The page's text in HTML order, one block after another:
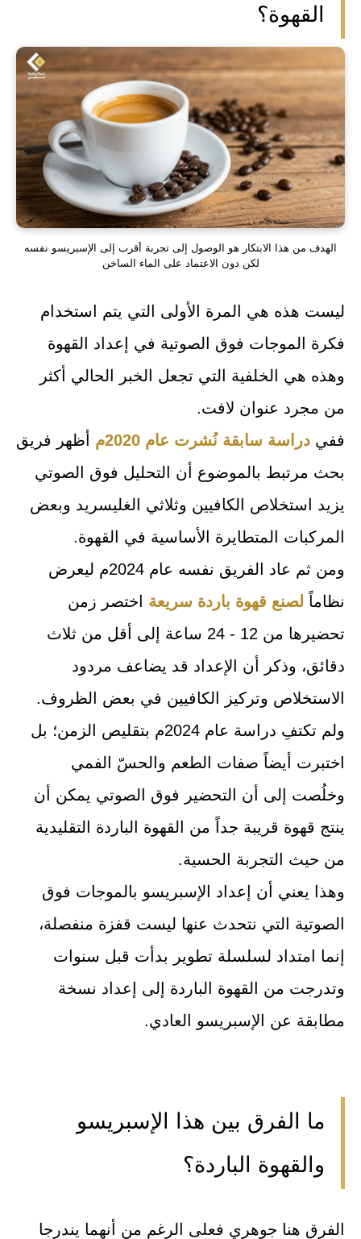
القهوة؟
الهدف من هذا الابتكار هو الوصول إلى تجربة أقرب إلى الإسبريسو نفسه
لكن دون الاعتماد على الماء الساخن
ليست هذه هي المرة الأولى التي يتم استخدام
فكرة الموجات فوق الصوتية في إعداد القهوة
وهذه هي الخلفية التي تجعل الخبر الحالي أكثر
من مجرد عنوان لافت.
ففي دراسة سابقة نُشرت عام 2020م
أظهر فريق
بحث مرتبط بالموضوع أن التحليل فوق الصوتي
يزيد استخلاص الكافيين وثلاثي الغليسريد وبعض
المركبات المتطايرة الأساسية في القهوة.
ومن ثم عاد الفريق نفسه عام 2024م ليعرض
نظاماً لصنع قهوة باردة سريعة اختصر زمن
تحضيرها من 12 - 24 ساعة إلى أقل من ثلاث
دقائق، وذكر أن الإعداد قد يضاعف مردود
الاستخلاص وتركيز الكافيين في بعض الظروف.
ولم تكتفِ دراسة عام 2024م بتقليص الزمن؛ بل
اختبرت أيضاً صفات الطعم والحسّ الفمي
وخلُصت إلى أن التحضير فوق الصوتي يمكن أن
ينتج قهوة قريبة جداً من القهوة الباردة التقليدية
من حيث التجربة الحسية.
وهذا يعني أن إعداد الإسبريسو بالموجات فوق
الصوتية التي نتحدث عنها ليست قفزة منفصلة،
إنما امتداد لسلسلة تطوير بدأت قبل سنوات
وتدرجت من القهوة الباردة إلى إعداد نسخة
مطابقة عن الإسبريسو العادي.
ما الفرق بين هذا الإسبريسو
والقهوة الباردة؟
الفرق هنا جوهري فعلى الرغم من أنهما يندرجا